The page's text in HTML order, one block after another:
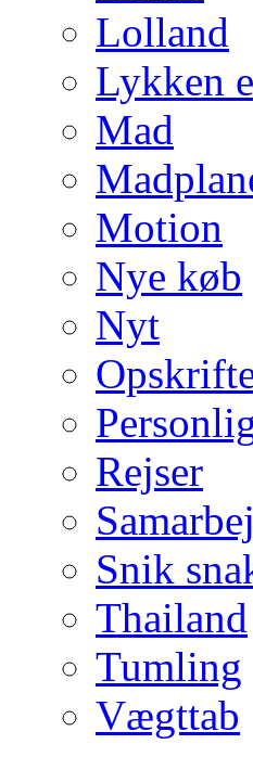
Lolland
Lykken
Mad
Motion
Nye køb
Nyt
Rejser
Snik
Thailand
Tumling
Vægttab